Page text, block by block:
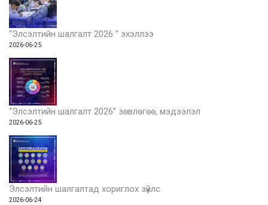
“Элсэлтийн шалгалт 2026 ” эхэллээ
2026-06-25
“Элсэлтийн шалгалт 2026” зөвлөгөө, мэдээлэл
2026-06-25
Элсэлтийн шалгалтад хориглох зүйлс
2026-06-24